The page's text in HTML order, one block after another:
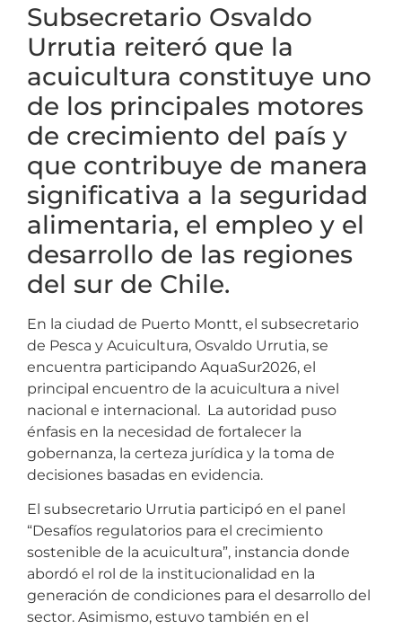
Subsecretario Osvaldo
Urrutia reiteró que la
acuicultura constituye uno
de los principales motores
de crecimiento del país y
que contribuye de manera
significativa a la seguridad
alimentaria, el empleo y el
desarrollo de las regiones
del sur de Chile.
En la ciudad de Puerto Montt, el subsecretario
de Pesca y Acuicultura, Osvaldo Urrutia, se
encuentra participando AquaSur2026, el
principal encuentro de la acuicultura a nivel
nacional e internacional. La autoridad puso
énfasis en la necesidad de fortalecer la
gobernanza, la certeza jurídica y la toma de
decisiones basadas en evidencia.
El subsecretario Urrutia participó en el panel
“Desafíos regulatorios para el crecimiento
sostenible de la acuicultura”, instancia donde
abordó el rol de la institucionalidad en la
generación de condiciones para el desarrollo del
sector. Asimismo, estuvo también en el